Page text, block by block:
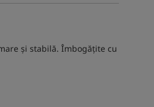
și stabilă. Îmbogățite cu